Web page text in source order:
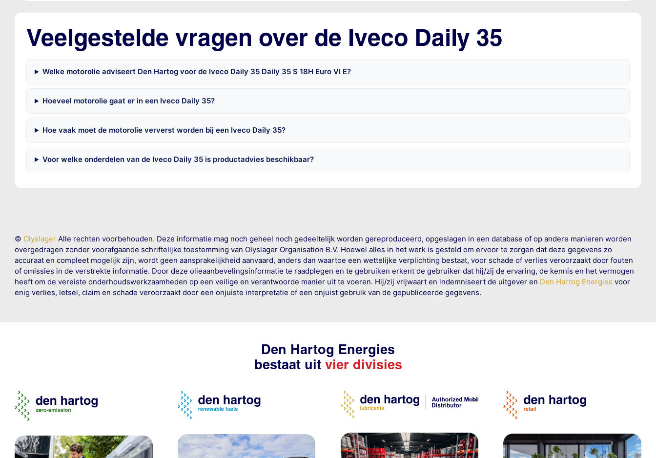
Veelgestelde vragen over de Iveco Daily 35
Welke motorolie adviseert Den Hartog voor de Iveco Daily 35 Daily 35 S 18H Euro VI E?
Hoeveel motorolie gaat er in een Iveco Daily 35?
Hoe vaak moet de motorolie ververst worden bij een Iveco Daily 35?
Voor welke onderdelen van de Iveco Daily 35 is productadvies beschikbaar?
© OlyslagerAlle rechten voorbehouden. Deze informatie mag noch geheel noch gedeeltelijk worden gereproduceerd, opgeslagen in een database of op andere manieren worden
overgedragen zonder voorafgaande schriftelijke toestemming van Olyslager Organisation B.V. Hoewel alles in het werk is gesteld om ervoor te zorgen dat deze gegevens zo
accuraat en compleet mogelijk zijn, wordt geen aansprakelijkheid aanvaard, anders dan waartoe een wettelijke verplichting bestaat, voor schade of verlies veroorzaakt door fouten
of omissies in de verstrekte informatie. Door deze olieaanbevelingsinformatie te raadplegen en te gebruiken erkent de gebruiker dat hij/zij de ervaring, de kennis en het vermogen
heeft om de vereiste onderhoudswerkzaamheden op een veilige en verantwoorde manier uit te voeren. Hij/zij vrijwaart en indemniseert de uitgever en Den Hartog Energies voor
enig verlies, letsel, claim en schade veroorzaakt door een onjuiste interpretatie of een onjuist gebruik van de gepubliceerde gegevens.
Den Hartog Energies
bestaat uit vier divisies